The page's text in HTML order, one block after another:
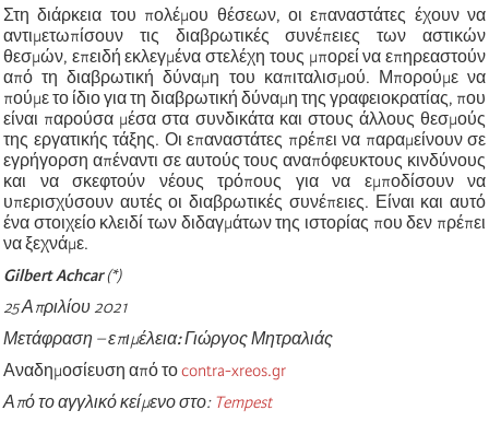
Στη διάρκεια του πολέμου θέσεων, οι επαναστάτες έχουν να
αντιμετωπίσουν τις διαβρωτικές συνέπειες των αστικών
θεσμών, επειδή εκλεγμένα στελέχη τους μπορεί να επηρεαστούν
από τη διαβρωτική δύναμη του καπιταλισμού. Μπορούμε να
πούμε το ίδιο για τη διαβρωτική δύναμη της γραφειοκρατίας, που
είναι παρούσα μέσα στα συνδικάτα και στους άλλους θεσμούς
της εργατικής τάξης. Οι επαναστάτες πρέπει να παραμείνουν σε
εγρήγορση απέναντι σε αυτούς τους αναπόφευκτους κινδύνους
και να σκεφτούν νέους τρόπους για να εμποδίσουν να
υπερισχύσουν αυτές οι διαβρωτικές συνέπειες. Είναι και αυτό
ένα στοιχείο κλειδί των διδαγμάτων της ιστορίας που δεν πρέπει
να ξεχνάμε.
Gilbert Achcar (*)
25 Απριλίου 2021
Μετάφραση – επιμέλεια:Γιώργος Μητραλιάς
Αναδημοσίευση από τοcontra-xreos.gr
Από το αγγλικό κείμενο στο: Tempest